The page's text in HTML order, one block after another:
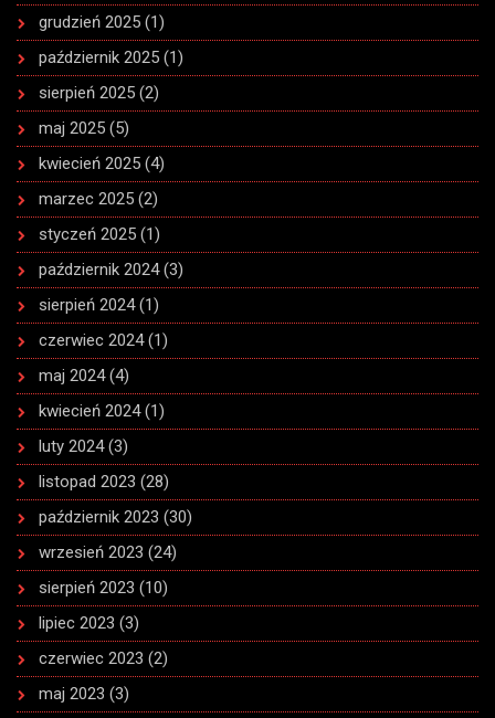
grudzień 2025 (1)
październik 2025 (1)
sierpień 2025 (2)
maj 2025 (5)
kwiecień 2025 (4)
marzec 2025 (2)
styczeń 2025 (1)
październik 2024(3)
sierpień 2024(1)
czerwiec 2024(1)
maj 2024(4)
kwiecień 2024(1)
luty 2024(3)
listopad 2023 (28)
październik 2023 (30)
wrzesień 2023 (24)
sierpień 2023 (10)
lipiec 2023 (3)
czerwiec 2023 (2)
maj 2023 (3)